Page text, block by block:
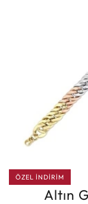
ÖZEL İNDİRİM
Altın